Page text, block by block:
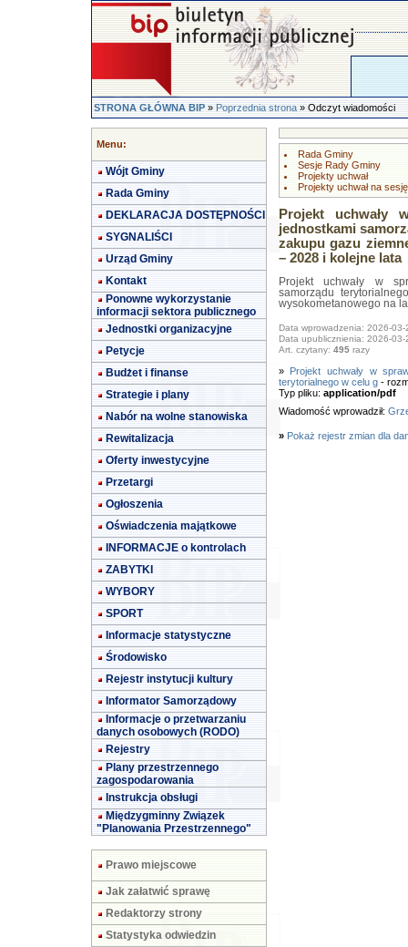
STRONA GŁÓWNA BIP»Poprzednia strona» Odczyt wiadomości
Menu:
Wójt Gminy
Rada Gminy
DEKLARACJA DOSTĘPNOŚCI
SYGNALIŚCI
Urząd Gminy
Kontakt
Ponowne wykorzystanie
informacji sektora publicznego
Jednostki organizacyjne
Petycje
Budżet i finanse
Strategie i plany
Nabór na wolne stanowiska
Rewitalizacja
Oferty inwestycyjne
Przetargi
Ogłoszenia
Oświadczenia majątkowe
INFORMACJE o kontrolach
ZABYTKI
WYBORY
SPORT
Informacje statystyczne
Środowisko
Rejestr instytucji kultury
Informator Samorządowy
Informacje o przetwarzaniu
danych osobowych (RODO)
Rejestry
Plany przestrzennego
zagospodarowania
Instrukcja obsługi
Międzygminny Związek
"Planowania Przestrzennego"
Prawo miejscowe
Jak załatwić sprawę
Redaktorzy strony
Statystyka odwiedzin
Rada Gminy
Sesje Rady Gminy
Projekty uchwał
Projekty uchwał na
Projekt uchwały
jednostkami
zakupu gazu
– 2028 i kolejne lata
Projekt uchwały w
samorządu
wysokometanowego na
Data wprowadzenia: 2026-03-
Data upublicznienia: 2026-03-
Art. czytany: 495razy
» Projekt uchwały w
terytorialnego w celu g-
Typ pliku: application/pdf
Wiadomość wprowadził:
» Pokaż rejestr zmian dla